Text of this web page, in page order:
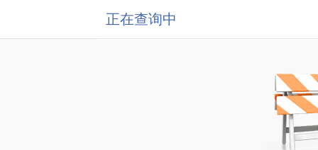
正在查询中